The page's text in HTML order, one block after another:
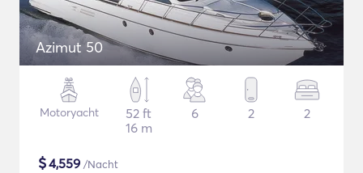
Azimut 50
Motoryacht
52 ft
16 m
6 2 2
$4,559 /Nacht